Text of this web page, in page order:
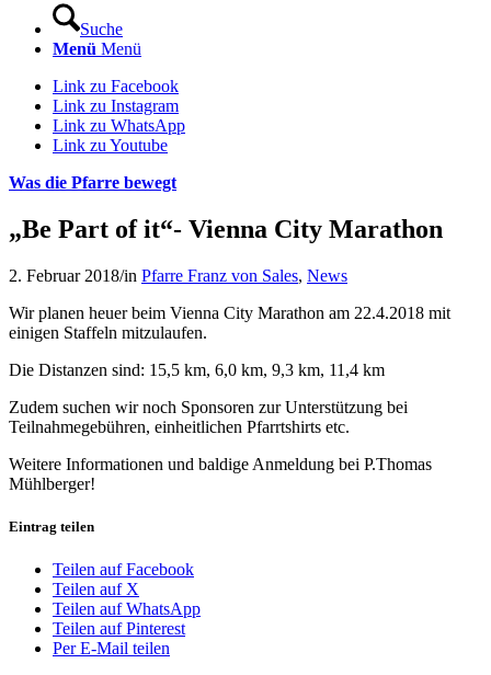
Suche
Menü Menü
Link zu Facebook
Link zu Instagram
Link zu WhatsApp
Link zu Youtube
Was die Pfarre bewegt
„Be Part of it“- Vienna City Marathon
2. Februar 2018/in Pfarre Franz von Sales, News
Wir planen heuer beim Vienna City Marathon am 22.4.2018 mit
einigen Staffeln mitzulaufen.
Die Distanzen sind: 15,5 km, 6,0 km, 9,3 km, 11,4 km
Zudem suchen wir noch Sponsoren zur Unterstützung bei
Teilnahmegebühren, einheitlichen Pfarrtshirts etc.
Weitere Informationen und baldige Anmeldung bei P.Thomas
Mühlberger!
Eintrag teilen
Teilen auf Facebook
Teilen auf X
Teilen auf WhatsApp
Teilen auf Pinterest
Per E-Mail teilen